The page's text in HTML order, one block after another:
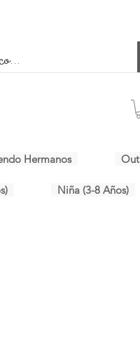
Hermanos
Niña (3-8 Años)